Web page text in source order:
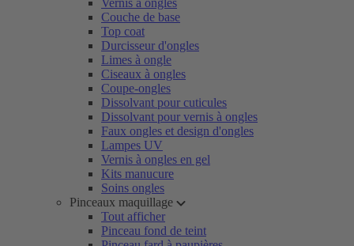
Vernis à ongles
Couche de base
Top coat
Durcisseur d'ongles
Limes à ongle
Ciseaux à ongles
Coupe-ongles
Dissolvant pour cuticules
Dissolvant pour vernis à ongles
Faux ongles et design d'ongles
Lampes UV
Vernis à ongles en gel
Kits manucure
Soins ongles
Pinceaux maquillage
Tout afficher
Pinceau fond de teint